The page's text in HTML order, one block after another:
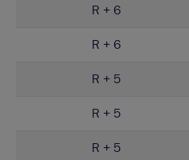
R + 6
R + 6
R + 5
R + 5
R + 5